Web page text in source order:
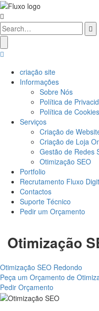
criação site
Informações
Sobre Nós
Política de
Política de Cookies
Serviços
Criação de
Criação de Loja
Gestão de Redes
Otimização SEO
Portfolio
Recrutamento Fluxo
Contactos
Suporte Técnico
Pedir um Orçamento
Otimização
Otimização SEO Redondo
Peça um Orçamento de
Pedir Orçamento